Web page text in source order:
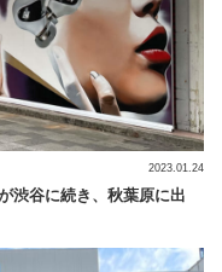
渋⾕に続き、秋葉原に出
2023.01.24